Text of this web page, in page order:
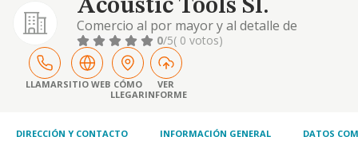
Acoustic Tools Sl.
Comercio al por mayor y al detalle de
materiales de construccion, vidrio y articulos
de construccion. fabricacion, import, export,
comercio y compraventa al mayor ya la
detalle, transformacion, montaje,
construccion de materiales, etc.
0/5( 0 votos)
LLAMARSITIO WEB CÓMO
LLEGAR
VER
INFORME
DIRECCIÓN Y CONTACTO INFORMACIÓN GENERAL DATOS